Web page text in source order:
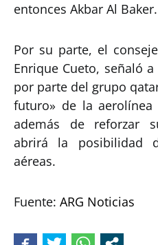
entonces Akbar Al Baker.
Por su parte, el
Enrique Cueto, señaló
por parte del grupo
futuro» de la aerolínea
además de reforzar
abrirá la posibilidad
aéreas.
Fuente: ARG Noticias